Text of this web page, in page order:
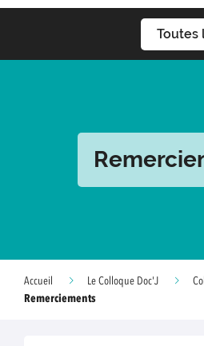
Toutes
Accueil Le Colloque Doc'J
Remerciements